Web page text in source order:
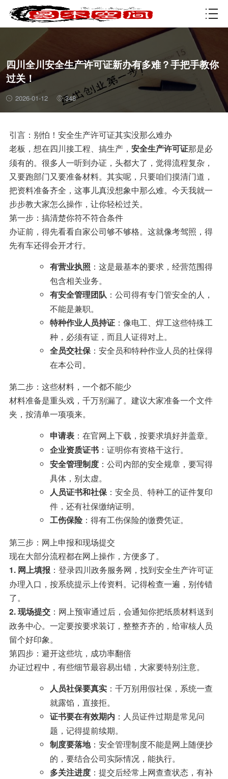
资质许可
四川全川安全生产许可证新办有多难？手把手教你
过关！
2026-01-12 348
引言：别怕！安全生产许可证其实没那么难办
老板，想在四川接工程、搞生产， 安全生产许可证那是必
须有的。很多人一听到办证，头都大了，觉得流程复杂，
又要跑部门又要准备材料。其实呢，只要咱们摸清门道，
把资料准备齐全，这事儿真没想象中那么难。今天我就一
步步教大家怎么操作，让你轻松过关。
第一步：搞清楚你符不符合条件
办证前，得先看看自家公司够不够格。这就像考驾照，得
先有车还得会开才行。
有营业执照 ：这是最基本的要求，经营范围得
包含相关业务。
有安全管理团队 ：公司得有专门管安全的人，
不能是兼职。
特种作业人员持证：像电工、焊工这些特殊工
种，必须有证，而且人证得对上。
全员交社保：安全员和特种作业人员的社保得
在本公司。
第二步：这些材料，一个都不能少
材料准备是重头戏，千万别漏了。建议大家准备一个文件
夹，按清单一项项来。
申请表：在官网上下载，按要求填好并盖章。
企业资质证书：证明你有资格干这行。
安全管理制度：公司内部的安全规章，要写得
具体，别太虚。
人员证书和社保：安全员、特种工的证件复印
件，还有社保缴纳证明。
工伤保险：得有工伤保险的缴费凭证。
第三步：网上申报和现场提交
现在大部分流程都在网上操作，方便多了。
1. 网上填报 ：登录四川政务服务网，找到安全生产许可证
办理入口，按系统提示上传资料。记得检查一遍，别传错
了。
2. 现场提交：网上预审通过后，会通知你把纸质材料送到
政务中心。一定要按要求装订，整整齐齐的，给审核人员
留个好印象。
第四步：避开这些坑，成功率翻倍
办证过程中，有些细节最容易出错，大家要特别注意。
人员社保要真实：千万别用假社保，系统一查
就露馅，直接拒。
证书要在有效期内 ：人员证件过期是常见问
题，记得提前续期。
制度要落地：安全管理制度不能是网上随便抄
的，要结合公司实际情况，能执行。
多关注进度：提交后经常上网查查状态，有补